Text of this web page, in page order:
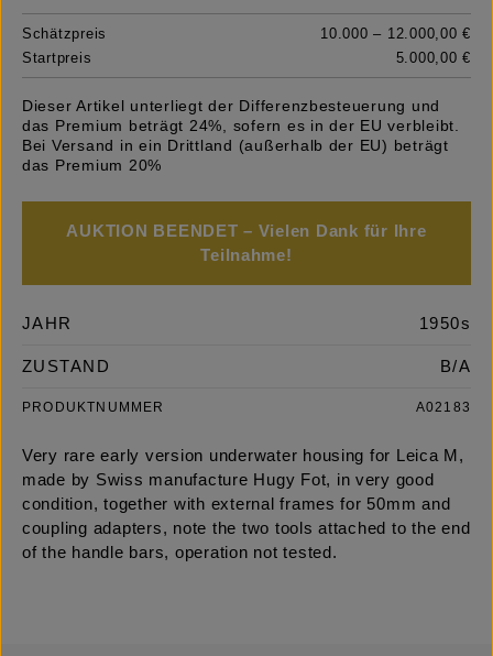
Schätzpreis
10.000 – 12.000,00 €
Startpreis
5.000,00 €
Dieser Artikel unterliegt der Differenzbesteuerung und
das Premium beträgt 24%, sofern es in der EU verbleibt.
Bei Versand in ein Drittland (außerhalb der EU) beträgt
das Premium 20%
AUKTION BEENDET – Vielen Dank für Ihre
Teilnahme!
JAHR 1950s
ZUSTAND B/A
PRODUKTNUMMER A02183
Very rare early version underwater housing for Leica M,
made by Swiss manufacture Hugy Fot, in very good
condition, together with external frames for 50mm and
coupling adapters, note the two tools attached to the end
of the handle bars, operation not tested.